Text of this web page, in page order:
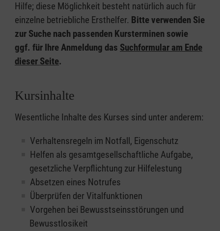
Hilfe; diese Möglichkeit besteht natürlich auch für
einzelne betriebliche Ersthelfer. Bitte verwenden Sie
zur Suche nach passenden Kursterminen sowie
ggf. für Ihre Anmeldung das Suchformular am Ende
dieser Seite.
Kursinhalte
Wesentliche Inhalte des Kurses sind unter anderem:
Verhaltensregeln im Notfall, Eigenschutz
Helfen als gesamtgesellschaftliche Aufgabe,
gesetzliche Verpflichtung zur Hilfelestung
Absetzen eines Notrufes
Überprüfen der Vitalfunktionen
Vorgehen bei Bewusstseinsstörungen und
Bewusstlosikeit